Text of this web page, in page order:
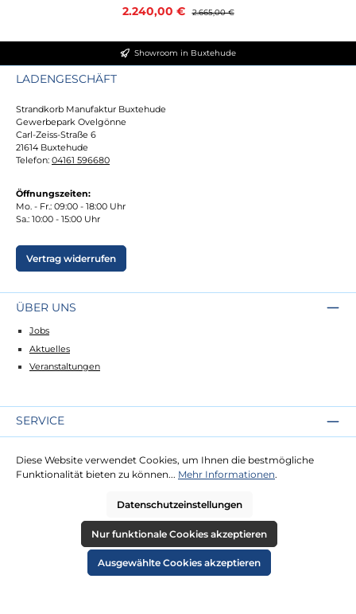
Verkaufspreis:
2.240,00 € Regulärer Preis:
2.665,00 €
Showroom in Buxtehude
LADENGESCHÄFT
Strandkorb Manufaktur Buxtehude
Gewerbepark Ovelgönne
Carl-Zeiss-Straße 6
21614 Buxtehude
Telefon: 04161 596680
Öffnungszeiten:
Mo. - Fr.: 09:00 - 18:00 Uhr
Sa.: 10:00 - 15:00 Uhr
Vertrag widerrufen
ÜBER UNS
Jobs
Aktuelles
Veranstaltungen
SERVICE
Lieferung
Zahlung
RECHTLICHES
Diese Website verwendet Cookies, um Ihnen die bestmögliche
Funktionalität bieten zu können... Mehr Informationen.
Datenschutzeinstellungen
Nur funktionale Cookies akzeptieren
Ausgewählte Cookies akzeptieren